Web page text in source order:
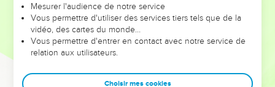
leur foi ou leur vision. Mais on voit moins les doutes, les erreurs
et les saisons difficiles qu'ils ont traversés, alors même que ce
sont elles qui les ont façonnés.
Dans cette conférence, leaders, entrepreneurs, et responsables
clés pour avancer avec plus de sagesse afin que leurs erreurs
Mesurer l'audience de notre service
Vous permettre d'utiliser des services tiers tels que de la
vidéo, des cartes du monde…
Vous permettre d'entrer en contact avec notre service de
relation aux utilisateurs.
Choisir mes cookies